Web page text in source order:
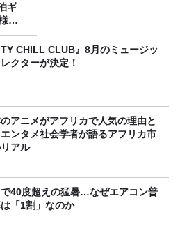
ギ
に
CHILL CLUB』8月のミュージッ
クターが決定！
のアニメがアフリカで人気の理由と
ンタメ社会学者が語るアフリカ市
アル
40度超えの猛暑…なぜエアコン普
「1割」なのか